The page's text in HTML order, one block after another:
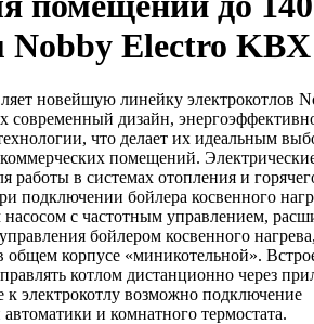
Nobby Electro
новейшую линейку электрокотлов
дизайн,
что делает их идеальным
помещений.
работы в системах отопления и
подключении бойлера косвенного
с частотным управлением,
бойлером косвенного
корпусе «миникотельной».
котлом дистанционно через
к электрокотлу возможно подключение
и комнатного термостата.